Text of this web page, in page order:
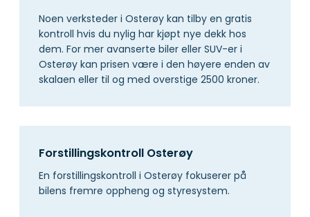
Noen verksteder i Osterøy kan tilby en gratis
kontroll hvis du nylig har kjøpt nye dekk hos
dem. For mer avanserte biler eller SUV-er i
Osterøy kan prisen være i den høyere enden av
skalaen eller til og med overstige 2500 kroner.
Forstillingskontroll Osterøy
En forstillingskontroll i Osterøy fokuserer på
bilens fremre oppheng og styresystem.